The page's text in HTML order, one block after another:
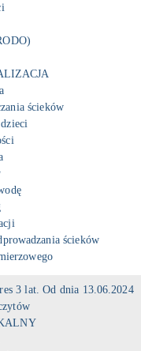
ścieków
ścieków
3 lat. Od dnia 13.06.2024